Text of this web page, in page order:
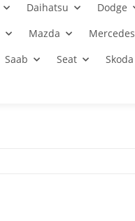
Daihatsu Dodge
Mazda Mercedes
Saab Seat Skoda